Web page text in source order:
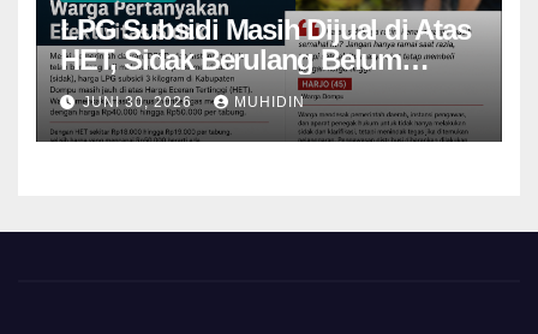
LPG Subsidi Masih Dijual di Atas
HET, Sidak Berulang Belum
Mampu Menekan Harga
JUNI 30, 2026 MUHIDIN